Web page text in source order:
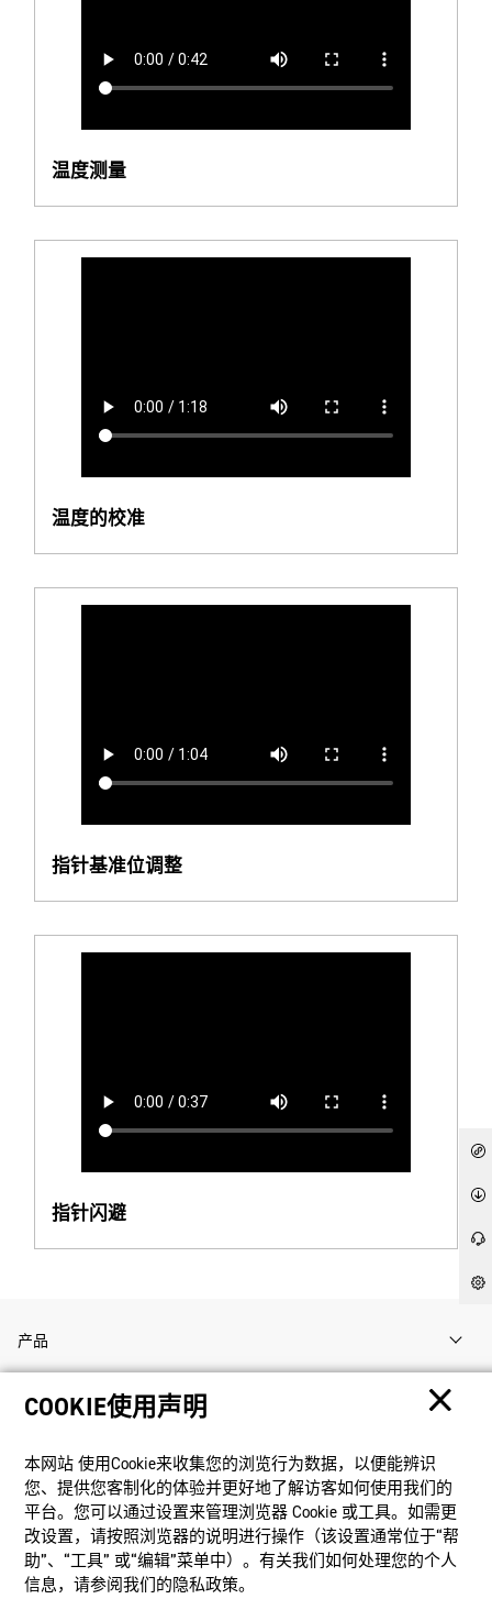
温度测量
温度的校准
指针基准位调整
指针闪避
产品
客户支持
资讯
社交媒体
COOKIE使用声明
本网站 使⽤Cookie来收集您的浏览⾏为数据，以便能辨识
您、提供您客制化的体验并更好地了解访客如何使⽤我们的
平台。您可以通过设置来管理浏览器 Cookie 或⼯具。如需更
改设置，请按照浏览器的说明进⾏操作（该设置通常位于“帮
助”、“⼯具” 或“编辑”菜单中）。有关我们如何处理您的个⼈
信息，请参阅我们的隐私政策。